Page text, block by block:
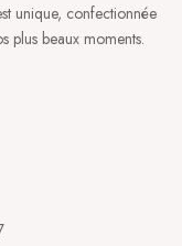
unique, confectionnée
plus beaux moments.